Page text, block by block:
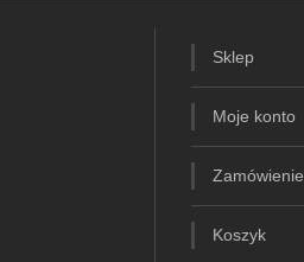
Sklep
Moje konto
Zamówienie
Koszyk